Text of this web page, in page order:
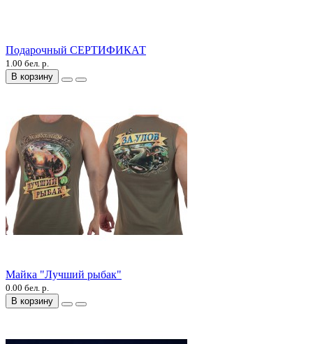
Подарочный СЕРТИФИКАТ
1.00 бел. р.
В корзину
Майка "Лучший рыбак"
0.00 бел. р.
В корзину